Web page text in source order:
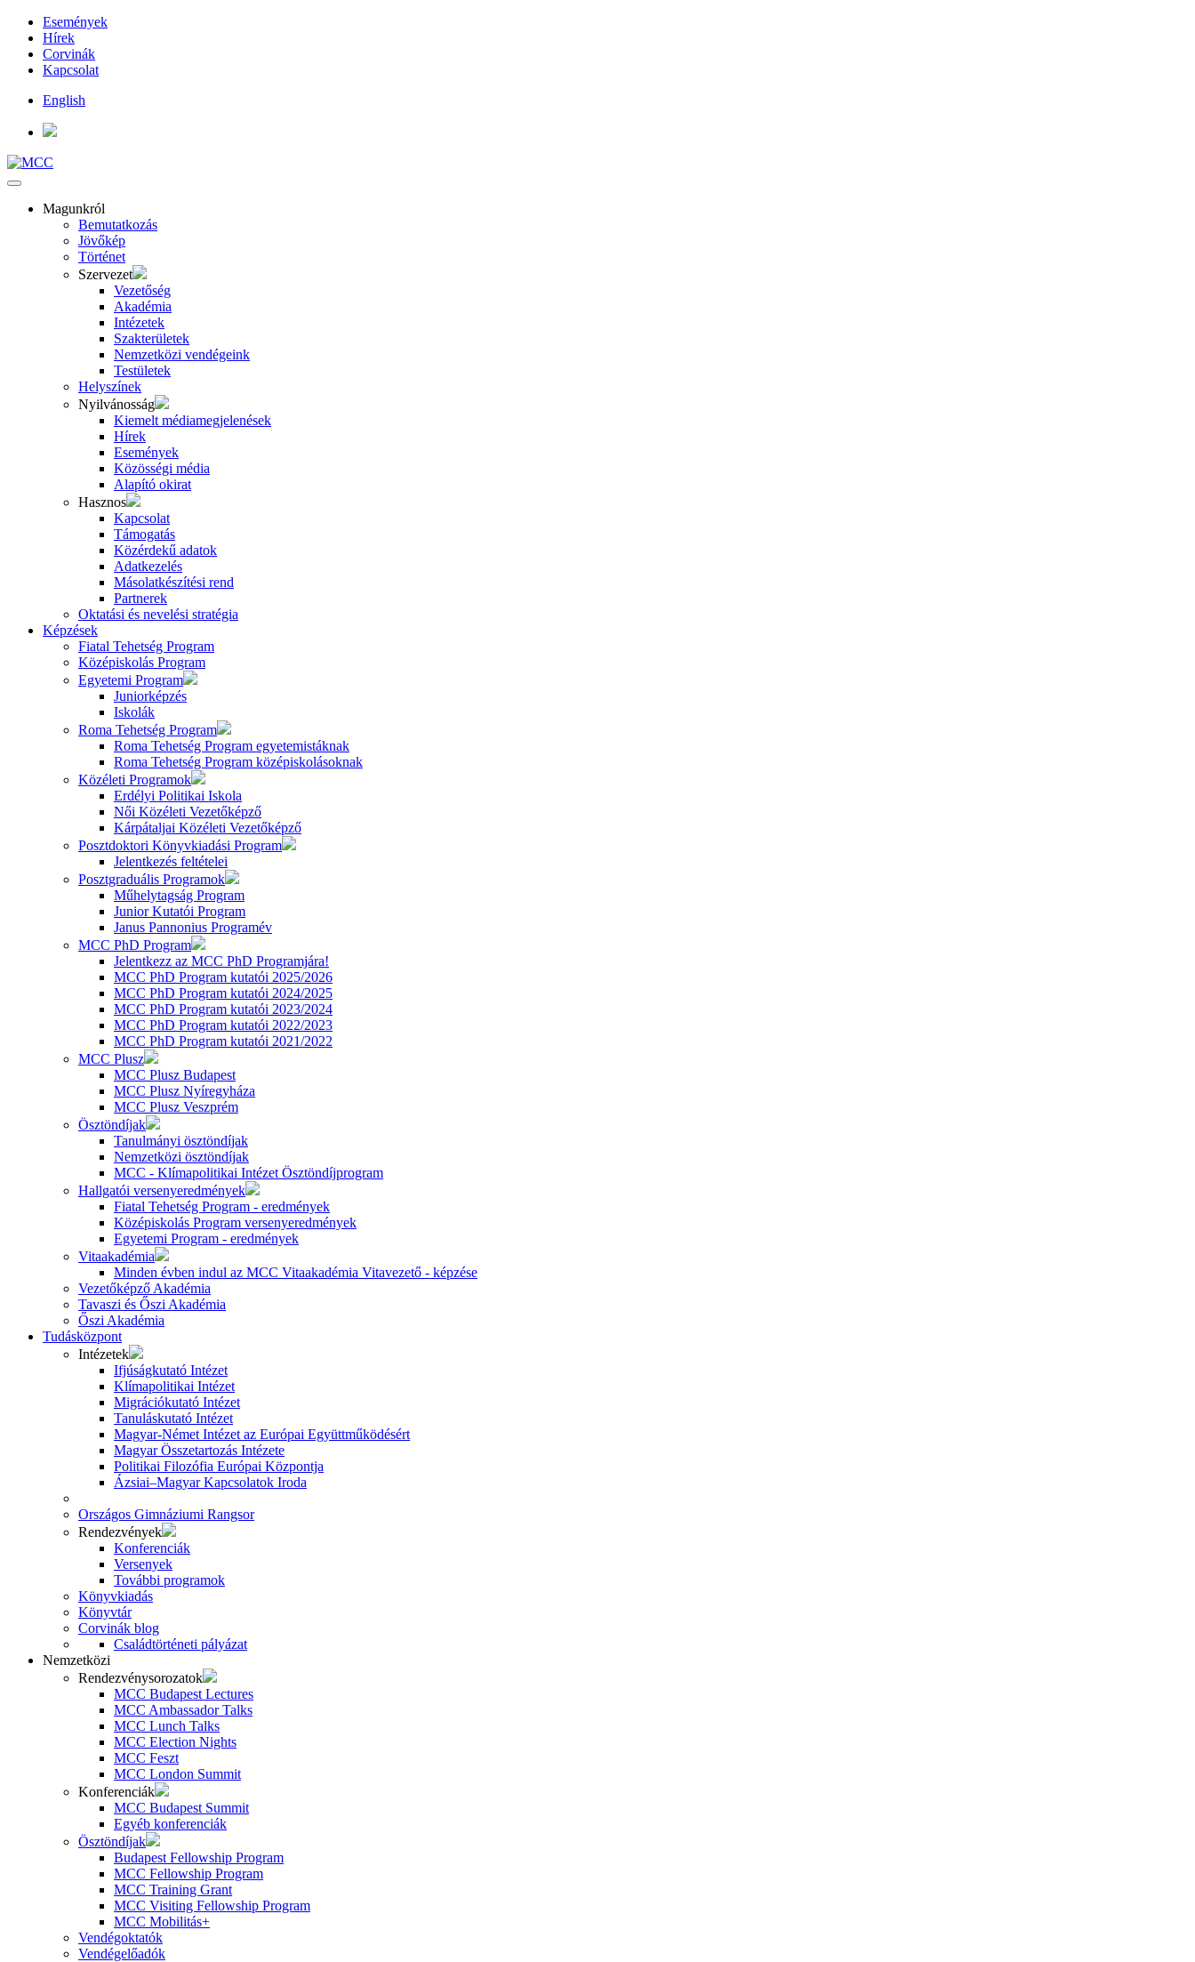
Események
Hírek
Corvinák
Kapcsolat
English
Magunkról
Bemutatkozás
Jövőkép
Történet
Szervezet
Vezetőség
Akadémia
Intézetek
Szakterületek
Nemzetközi vendégeink
Testületek
Helyszínek
Nyilvánosság
Kiemelt médiamegjelenések
Hírek
Események
Közösségi média
Alapító okirat
Hasznos
Kapcsolat
Támogatás
Közérdekű adatok
Adatkezelés
Másolatkészítési rend
Partnerek
Oktatási és nevelési stratégia
Képzések
Fiatal Tehetség Program
Középiskolás Program
Egyetemi Program
Juniorképzés
Iskolák
Roma Tehetség Program
Roma Tehetség Program egyetemistáknak
Roma Tehetség Program középiskolásoknak
Közéleti Programok
Erdélyi Politikai Iskola
Női Közéleti Vezetőképző
Kárpátaljai Közéleti Vezetőképző
Posztdoktori Könyvkiadási Program
Jelentkezés feltételei
Posztgraduális Programok
Műhelytagság Program
Junior Kutatói Program
Janus Pannonius Programév
MCC PhD Program
Jelentkezz az MCC PhD Programjára!
MCC PhD Program kutatói 2025/2026
MCC PhD Program kutatói 2024/2025
MCC PhD Program kutatói 2023/2024
MCC PhD Program kutatói 2022/2023
MCC PhD Program kutatói 2021/2022
MCC Plusz
MCC Plusz Budapest
MCC Plusz Nyíregyháza
MCC Plusz Veszprém
Ösztöndíjak
Tanulmányi ösztöndíjak
Nemzetközi ösztöndíjak
MCC - Klímapolitikai Intézet Ösztöndíjprogram
Hallgatói versenyeredmények
Fiatal Tehetség Program - eredmények
Középiskolás Program versenyeredmények
Egyetemi Program - eredmények
Vitaakadémia
Minden évben indul az MCC Vitaakadémia Vitavezető - képzése
Vezetőképző Akadémia
Tavaszi és Őszi Akadémia
Őszi Akadémia
Tudásközpont
Intézetek
Ifjúságkutató Intézet
Klímapolitikai Intézet
Migrációkutató Intézet
Tanuláskutató Intézet
Magyar-Német Intézet az Európai Együttműködésért
Magyar Összetartozás Intézete
Politikai Filozófia Európai Központja
Ázsiai–Magyar Kapcsolatok Iroda
Országos Gimnáziumi Rangsor
Rendezvények
Konferenciák
Versenyek
További programok
Könyvkiadás
Könyvtár
Corvinák blog
Családtörténeti pályázat
Nemzetközi
Rendezvénysorozatok
MCC Budapest Lectures
MCC Ambassador Talks
MCC Lunch Talks
MCC Election Nights
MCC Feszt
MCC London Summit
Konferenciák
MCC Budapest Summit
Egyéb konferenciák
Ösztöndíjak
Budapest Fellowship Program
MCC Fellowship Program
MCC Training Grant
MCC Visiting Fellowship Program
MCC Mobilitás+
Vendégoktatók
Vendégelőadók